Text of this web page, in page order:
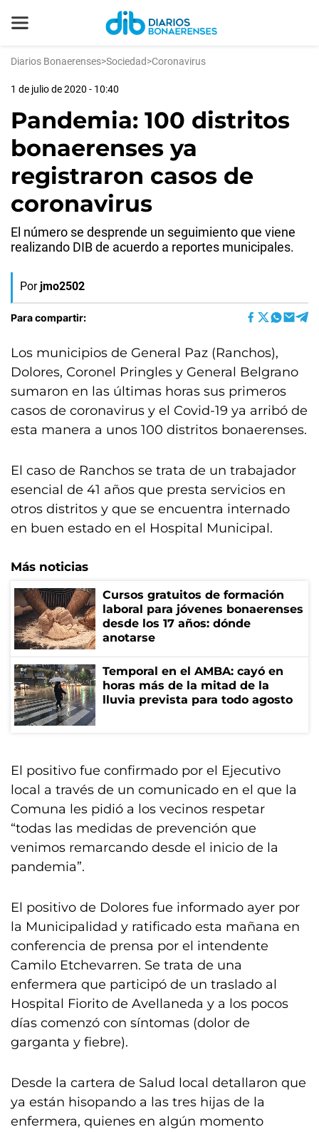
Diarios Bonaerenses>Sociedad>Coronavirus
1 de julio de 2020 - 10:40
Pandemia: 100 distritos
bonaerenses ya
registraron casos de
coronavirus
El número se desprende un seguimiento que viene
realizando DIB de acuerdo a reportes municipales.
Por jmo2502
Para compartir:
Los municipios de General Paz (Ranchos),
Dolores, Coronel Pringles y General Belgrano
sumaron en las últimas horas sus primeros
casos de coronavirus y el Covid-19 ya arribó de
esta manera a unos 100 distritos bonaerenses.
El caso de Ranchos se trata de un trabajador
esencial de 41 años que presta servicios en
otros distritos y que se encuentra internado
en buen estado en el Hospital Municipal.
Más noticias
Cursos gratuitos de formación
laboral para jóvenes bonaerenses
desde los 17 años: dónde
anotarse
Temporal en el AMBA: cayó en
horas más de la mitad de la
lluvia prevista para todo agosto
El positivo fue confirmado por el Ejecutivo
local a través de un comunicado en el que la
Comuna les pidió a los vecinos respetar
“todas las medidas de prevención que
venimos remarcando desde el inicio de la
pandemia”.
El positivo de Dolores fue informado ayer por
la Municipalidad y ratificado esta mañana en
conferencia de prensa por el intendente
Camilo Etchevarren. Se trata de una
enfermera que participó de un traslado al
Hospital Fiorito de Avellaneda y a los pocos
días comenzó con síntomas (dolor de
garganta y fiebre).
Desde la cartera de Salud local detallaron que
ya están hisopando a las tres hijas de la
enfermera, quienes en algún momento